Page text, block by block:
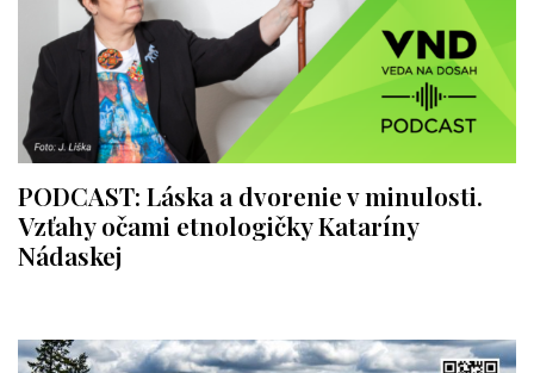
PODCAST: Láska a dvorenie v minulosti.
Vzťahy očami etnologičky Kataríny
Nádaskej